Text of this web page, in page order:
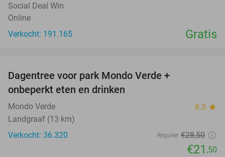
Social Deal Win
Online
Verkocht: 191.165
Gratis
Dagentree voor park Mondo Verde +
onbeperkt eten en drinken
Mondo Verde 8.3 star
Landgraaf (13 km)
Verkocht: 36.320
Regulier €28,50
€21 ,50